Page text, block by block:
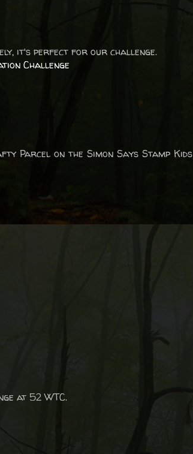
it's perfect for our challenge.
Challenge
Parcel on the Simon Says Stamp Kids
at 52 WTC.